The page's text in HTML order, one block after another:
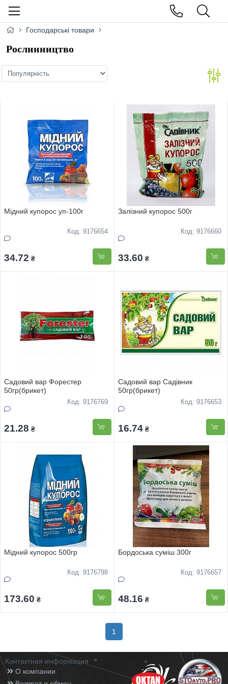
Господарські товари
Рослинництво
Мідний купорос уп-100г
Код: 9176654
34.72 ₴
Залізний купорос 500г
Код: 9176660
33.60 ₴
Садовий вар Форестер
50гр(брикет)
Код: 9176769
21.28 ₴
Садовий вар Садівник
50гр(брикет)
Код: 9176653
16.74 ₴
Мідний купорос 500гр
Код: 9176798
173.60 ₴
Бордоська суміш 300г
Код: 9176657
48.16 ₴
1
Контактная информация
О компании